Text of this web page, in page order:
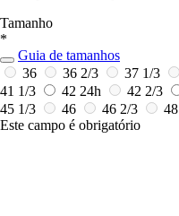
Tamanho
*
Guia de tamanhos
36
36 2/3 37 1/3
41 1/3
42 24h 42 2/3
45 1/3
46 46 2/3 48
Este campo é obrigatório